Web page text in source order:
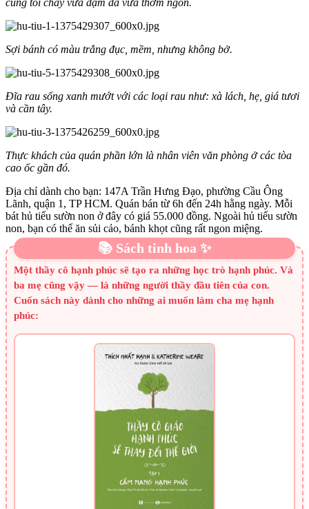
Sợi bánh có màu trắng đục, mềm, nhưng không bở.
Đĩa rau sống xanh mướt với các loại rau như: xà lách, hẹ, giá tươi
và cần tây.
Thực khách của quán phần lớn là nhân viên văn phòng ở các tòa
cao ốc gần đó.
Địa chỉ dành cho bạn: 147A Trần Hưng Đạo, phường Cầu Ông
Lãnh, quận 1, TP HCM. Quán bán từ 6h đến 24h hằng ngày. Mỗi
bát hủ tiếu sườn non ở đây có giá 55.000 đồng. Ngoài hủ tiếu sườn
non, bạn có thể ăn sủi cảo, bánh khọt cũng rất ngon miệng.
📚 Sách tinh hoa ✨
Một thầy cô hạnh phúc sẽ tạo ra những học trò hạnh phúc. Và
ba mẹ cũng vậy — là những người thầy đầu tiên của con.
Cuốn sách này dành cho những ai muốn làm cha mẹ hạnh
phúc: